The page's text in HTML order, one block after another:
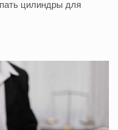
цилиндры для